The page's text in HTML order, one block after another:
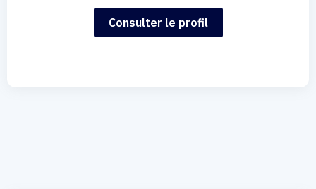
Consulter le profil